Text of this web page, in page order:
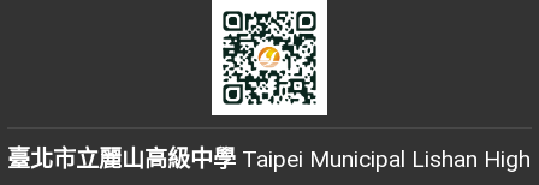
臺北市立麗山高級中學 Taipei Municipal Lishan High